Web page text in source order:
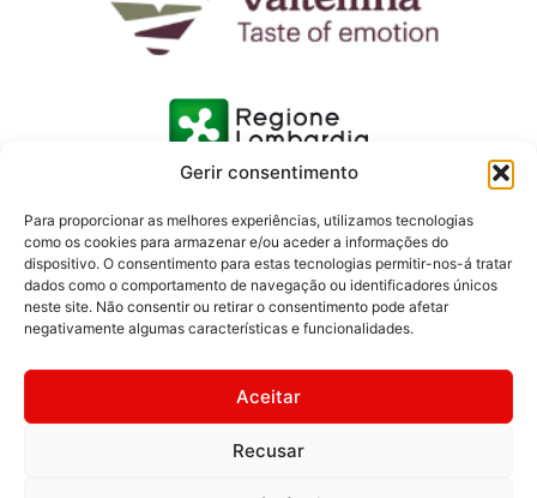
Gerir consentimento
Para proporcionar as melhores experiências, utilizamos tecnologias
como os cookies para armazenar e/ou aceder a informações do
dispositivo. O consentimento para estas tecnologias permitir-nos-á tratar
dados como o comportamento de navegação ou identificadores únicos
neste site. Não consentir ou retirar o consentimento pode afetar
negativamente algumas características e funcionalidades.
Aceitar
Recusar
© 2026 Consorzio Turistico Media Valtellina | Fotos: Ivan